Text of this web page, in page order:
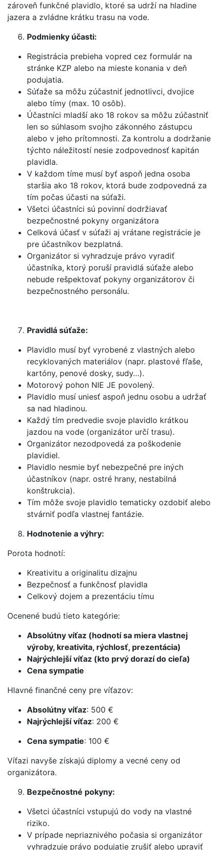
zároveň funkčné plavidlo, ktoré sa udrží na hladine
jazera a zvládne krátku trasu na vode.
Podmienky účasti:
Registrácia prebieha vopred cez formulár na
stránke KZP alebo na mieste konania v deň
podujatia.
Súťaže sa môžu zúčastniť jednotlivci, dvojice
alebo tímy (max. 10 osôb).
Účastníci mladší ako 18 rokov sa môžu zúčastniť
len so súhlasom svojho zákonného zástupcu
alebo v jeho prítomnosti. Za kontrolu a dodržanie
týchto náležitostí nesie zodpovednosť kapitán
plavidla.
V každom tíme musí byť aspoň jedna osoba
staršia ako 18 rokov, ktorá bude zodpovedná za
tím počas účasti na súťaži.
Všetci účastníci sú povinní dodržiavať
bezpečnostné pokyny organizátora
Celková účasť v súťaži aj vrátane registrácie je
pre účastníkov bezplatná.
Organizátor si vyhradzuje právo vyradiť
účastníka, ktorý poruší pravidlá súťaže alebo
nebude rešpektovať pokyny organizátorov či
bezpečnostného personálu.
Pravidlá súťaže:
Plavidlo musí byť vyrobené z vlastných alebo
recyklovaných materiálov (napr. plastové fľaše,
kartóny, penové dosky, sudy…).
Motorový pohon NIE JE povolený.
Plavidlo musí uniesť aspoň jednu osobu a udržať
sa nad hladinou.
Každý tím predvedie svoje plavidlo krátkou
jazdou na vode (organizátor určí trasu).
Organizátor nezodpovedá za poškodenie
plavidiel.
Plavidlo nesmie byť nebezpečné pre iných
účastníkov (napr. ostré hrany, nestabilná
konštrukcia).
Tím môže svoje plavidlo tematicky ozdobiť alebo
stvárniť podľa vlastnej fantázie.
Hodnotenie a výhry:
Porota hodnotí:
Kreativitu a originalitu dizajnu
Bezpečnosť a funkčnosť plavidla
Celkový dojem a prezentáciu tímu
Ocenené budú tieto kategórie:
Absolútny víťaz (hodnotí sa miera vlastnej
výroby, kreativita, rýchlosť, prezentácia)
Najrýchlejší víťaz (kto prvý dorazí do cieľa)
Cena sympatie
Hlavné finančné ceny pre víťazov:
Absolútny víťaz: 500 €
Najrýchlejší víťaz: 200 €
Cena sympatie: 100 €
Víťazi navyše získajú diplomy a vecné ceny od
organizátora.
Bezpečnostné pokyny:
Všetci účastníci vstupujú do vody na vlastné
riziko.
V prípade nepriaznivého počasia si organizátor
vyhradzuje právo podujatie zrušiť alebo upraviť